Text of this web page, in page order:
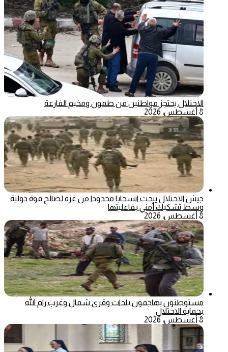
الاحتلال يحتجز مواطنين من طمون ومخيم الفارعة
8 أغسطس، 2026
جيش الاحتلال يبحث انسحابا محدودا من غزة لصالح قوة دولية
وسط تشكيك أمني بفاعليتها
8 أغسطس، 2026
مستوطنون يهاجمون بلدات وقرى شمال وغرب رام الله
بحماية الاحتلال
8 أغسطس، 2026